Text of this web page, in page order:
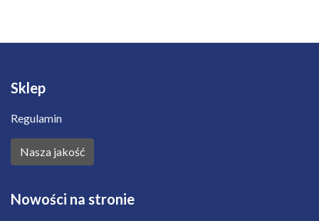
Sklep
Regulamin
Nasza jakość
Nowości na stronie